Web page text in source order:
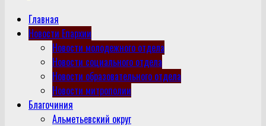
Главная
Новости Епархии
Новости молодежного отдела
Новости социального отдела
Новости образовательного отдела
Новости митрополии
Благочиния
Альметьевский округ